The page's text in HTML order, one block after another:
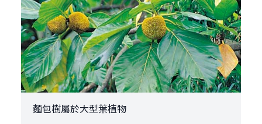
麵包樹屬於大型葉植物